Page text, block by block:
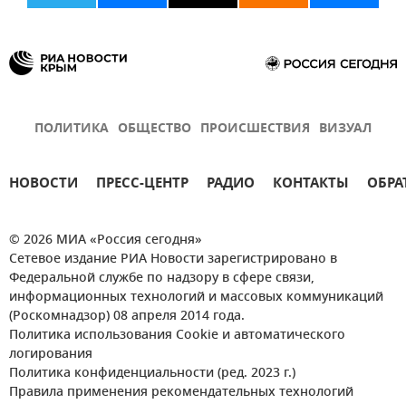
ПОЛИТИКА ОБЩЕСТВО ПРОИСШЕСТВИЯ ВИЗУАЛ
НОВОСТИ ПРЕСС-ЦЕНТР РАДИО КОНТАКТЫ
© 2026 МИА «Россия сегодня»
Сетевое издание РИА Новости зарегистрировано в
Федеральной службе по надзору в сфере связи,
информационных технологий и массовых коммуникаций
(Роскомнадзор) 08 апреля 2014 года.
Политика использования Cookie и автоматического
логирования
Политика конфиденциальности (ред. 2023 г.)
Правила применения рекомендательных технологий